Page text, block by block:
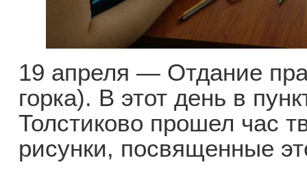
19 апреля — Отдание
горка). В этот день в
Толстиково прошел час
рисунки, посвященные